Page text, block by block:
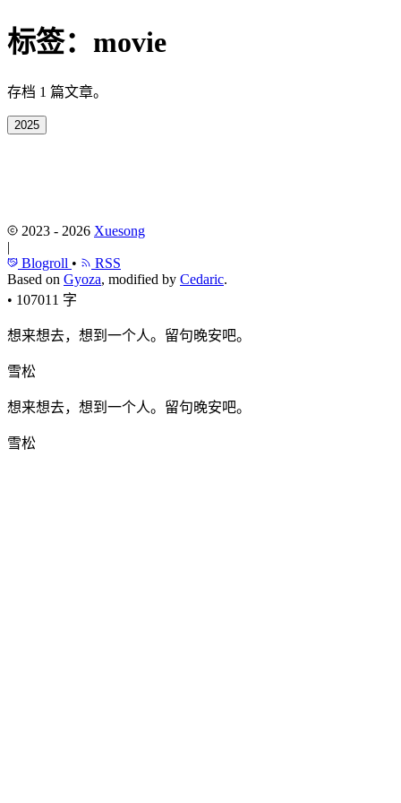
标签： movie
存档 1 篇文章。
2025
2023 - 2026 Xuesong
|
Blogroll •
RSS
Based on Gyoza, modified by Cedaric.
• 107011 字
想来想去，想到一个人。留句晚安吧。
雪松
想来想去，想到一个人。留句晚安吧。
雪松